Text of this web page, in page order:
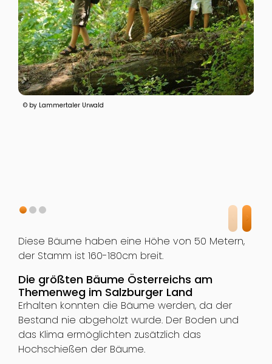
© by Lammertaler Urwald
Diese Bäume haben eine Höhe von 50 Metern,
der Stamm ist 160-180cm breit.
Die größten Bäume Österreichs am
Themenweg im Salzburger Land
Erhalten konnten die Bäume werden, da der
Bestand nie abgeholzt wurde. Der Boden und
das Klima ermöglichten zusätzlich das
Hochschießen der Bäume.